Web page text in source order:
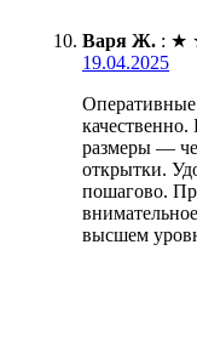
Варя Ж. : ★
19.04.2025
Оперативные
размеры —
открытки.
пошагово.
высшем